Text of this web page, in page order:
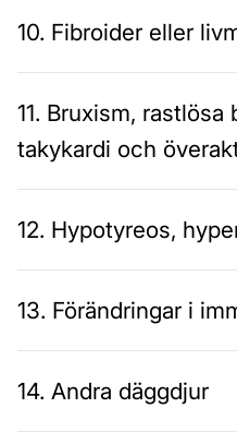
10. Fibroider eller
11. Bruxism,
takykardi och
12. Hypotyreos,
13. Förändringar i
14. Andra däggdjur